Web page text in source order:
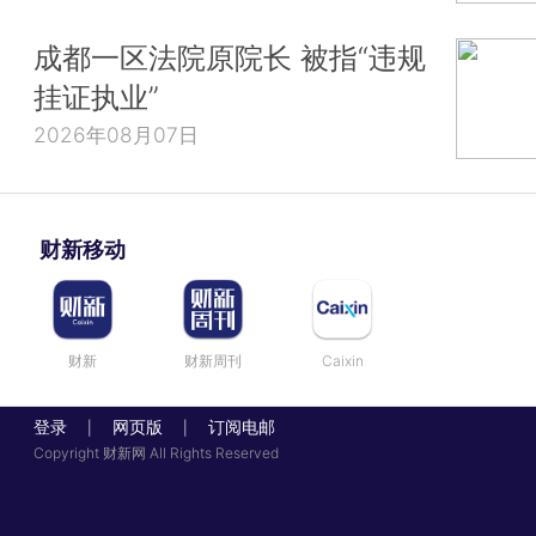
成都一区法院原院长 被指“违规
挂证执业”
2026年08月07日
财新移动
财新 财新周刊 Caixin
登录 网页版 订阅电邮
Copyright 财新网 All Rights Reserved